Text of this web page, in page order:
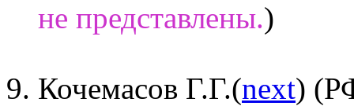
не представлены.)
Кочемасов Г.Г.(next)